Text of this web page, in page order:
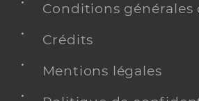
Conditions
Crédits
Mentions légales